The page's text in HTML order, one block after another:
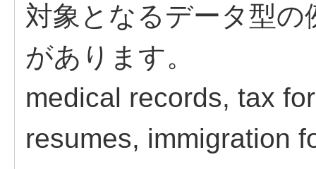
対象となるデータ型
があります。
medical records, tax
resumes, immigration